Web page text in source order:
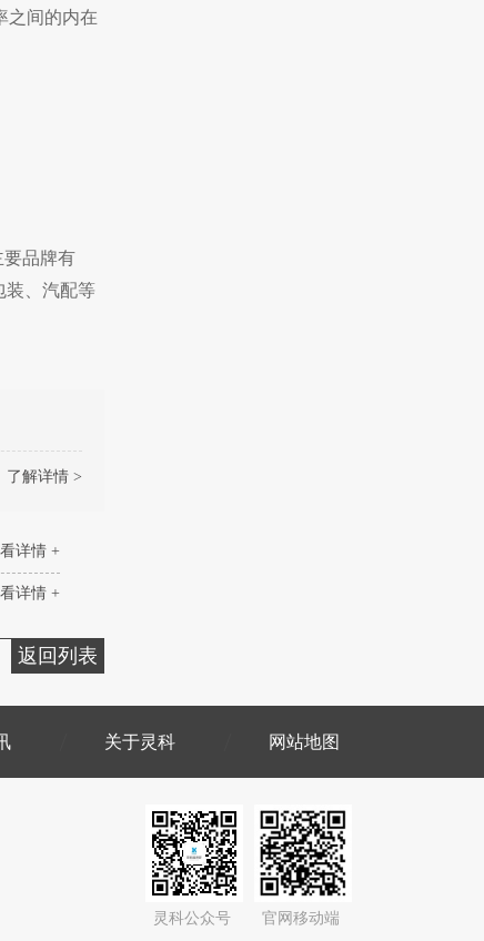
之间的内在
要品牌有
装、汽配等
了解详情 >
详情 +
详情 +
返回列表
关于灵科 网站地图
灵科公众号 官网移动端